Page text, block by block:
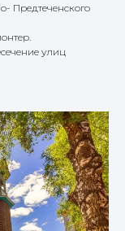
Предтеченского
улиц